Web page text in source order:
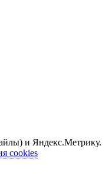
и Яндекс.Метрику.
cookies